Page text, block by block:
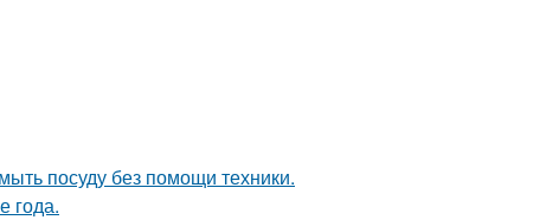
посуду без помощи техники.
года.